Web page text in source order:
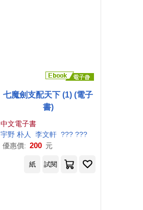
七魔劍支配天下 (1) (電子
書)
中文電子書
宇野 朴人 李文軒 ??? ???
優惠價: 200 元
紙 試閱